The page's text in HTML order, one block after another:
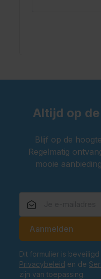
Altijd op
Blijf op de
Regelmatig
mooie
Aanmelden
Dit formulier is
Privacybeleid en de
zijn van toepassing.